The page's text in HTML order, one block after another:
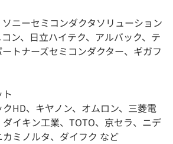
ニーセミコンダクタソリューション
ン、日立ハイテク、アルバック、テ
トナーズセミコンダクター、ギガフ
HD、キヤノン、オムロン、三菱電
イキン工業、TOTO、京セラ、ニデ
ミノルタ、ダイフク など